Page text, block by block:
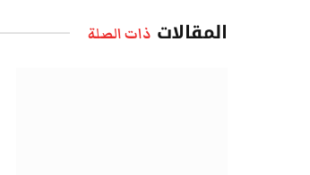
المقالات ذات الصلة